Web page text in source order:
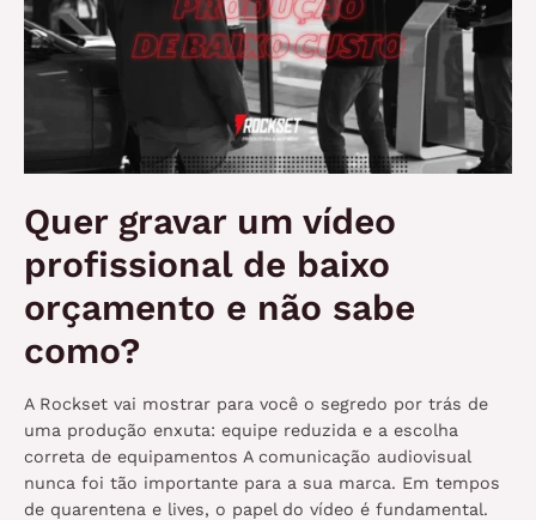
Quer gravar um vídeo
profissional de baixo
orçamento e não sabe
como?
A Rockset vai mostrar para você o segredo por trás de
uma produção enxuta: equipe reduzida e a escolha
correta de equipamentos A comunicação audiovisual
nunca foi tão importante para a sua marca. Em tempos
de quarentena e lives, o papel do vídeo é fundamental.